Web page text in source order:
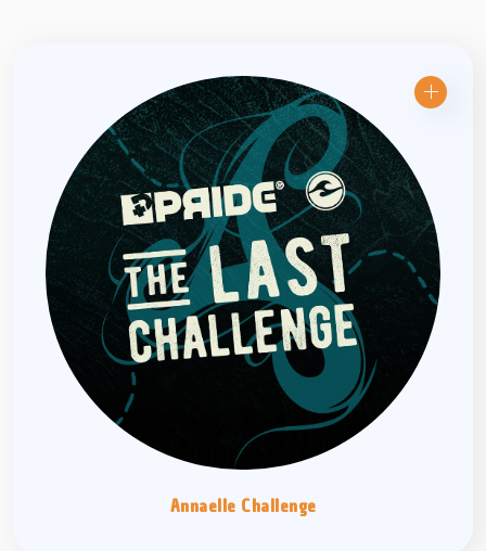
Annaelle Challenge